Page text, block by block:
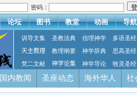
密码：
论坛 图书 教堂 动画 导航
训导文集 圣教法典 信理神学
多语圣经
天主教理
教理纲要 神学辞典
思高圣经
梵二文献
神学论集 神学导论 牧灵圣经
国内教闻 圣座动态 海外华人 社